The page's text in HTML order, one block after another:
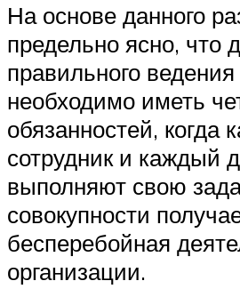
На основе данного
предельно ясно, что
правильного
необходимо иметь
обязанностей, когда
сотрудник и каждый
выполняют свою
совокупности
бесперебойная
организации.